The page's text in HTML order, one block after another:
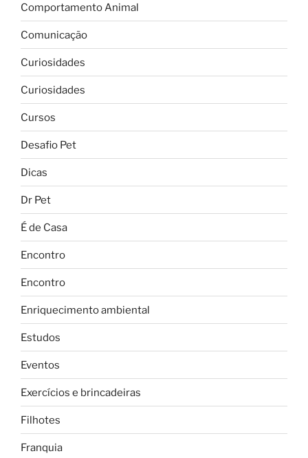
Comportamento Animal
Comunicação
Curiosidades
Curiosidades
Cursos
Desafio Pet
Dicas
Dr Pet
É de Casa
Encontro
Encontro
Enriquecimento ambiental
Estudos
Eventos
Exercícios e brincadeiras
Filhotes
Franquia